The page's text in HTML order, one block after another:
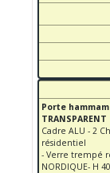
Porte
TRANSPARENT
Cadre ALU - 2
résidentiel
- Verre trempé
NORDIQUE- H